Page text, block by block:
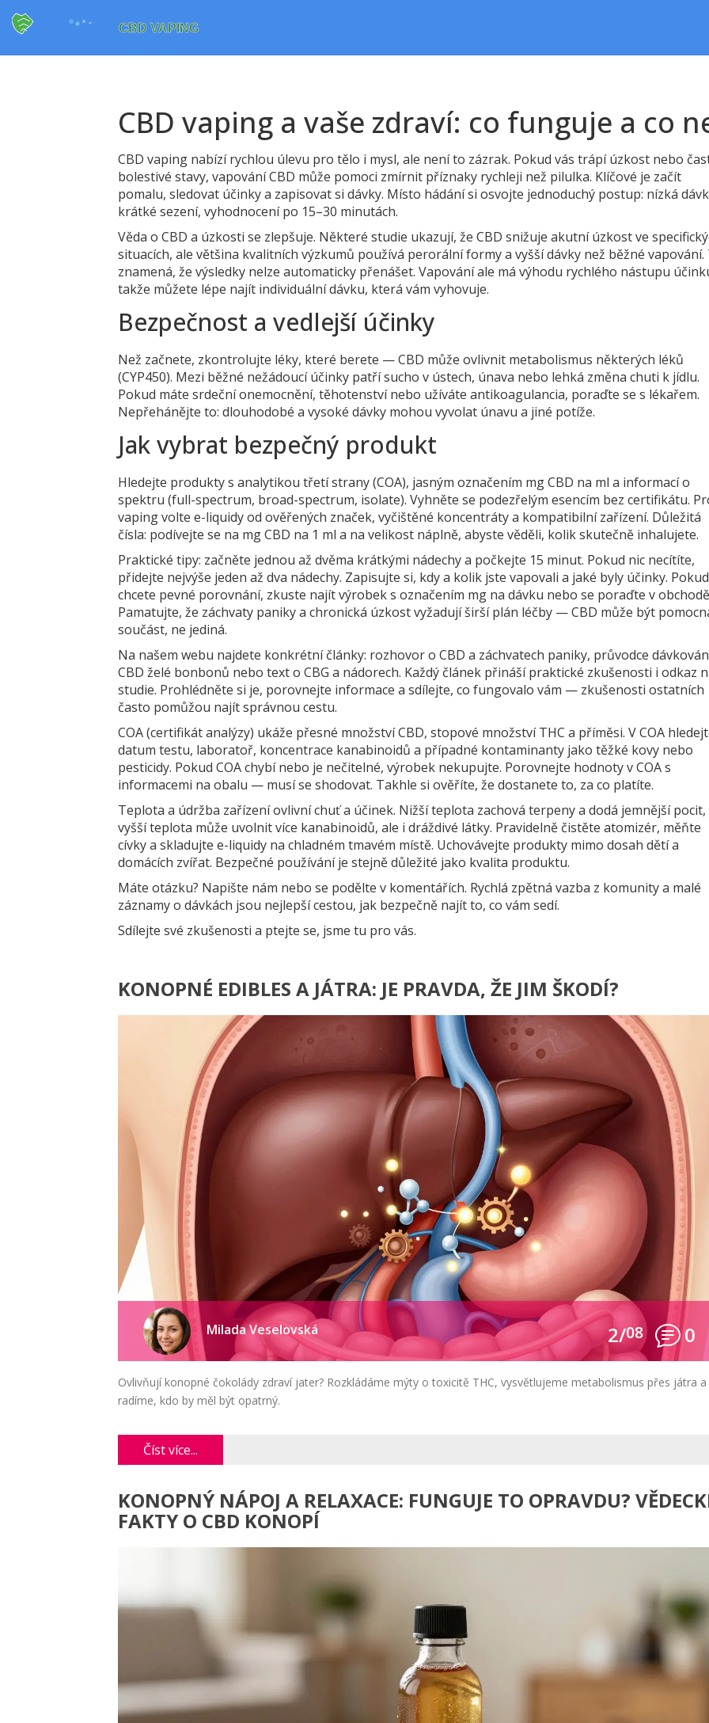
CBD vaping a vaše zdraví: co funguje a co
CBD vaping nabízí rychlou úlevu pro tělo i mysl, ale není to zázrak. Pokud vás trápí úzkost nebo
bolestivé stavy, vapování CBD může pomoci zmírnit příznaky rychleji než pilulka. Klíčové je začít
pomalu, sledovat účinky a zapisovat si dávky. Místo hádání si osvojte jednoduchý postup: nízká
krátké sezení, vyhodnocení po 15–30 minutách.
Věda o CBD a úzkosti se zlepšuje. Některé studie ukazují, že CBD snižuje akutní úzkost ve
situacích, ale většina kvalitních výzkumů používá perorální formy a vyšší dávky než běžné vapování.
znamená, že výsledky nelze automaticky přenášet. Vapování ale má výhodu rychlého nástupu
takže můžete lépe najít individuální dávku, která vám vyhovuje.
Bezpečnost a vedlejší účinky
Než začnete, zkontrolujte léky, které berete — CBD může ovlivnit metabolismus některých léků
(CYP450). Mezi běžné nežádoucí účinky patří sucho v ústech, únava nebo lehká změna chuti k jídlu.
Pokud máte srdeční onemocnění, těhotenství nebo užíváte antikoagulancia, poraďte se s lékařem.
Nepřehánějte to: dlouhodobé a vysoké dávky mohou vyvolat únavu a jiné potíže.
Jak vybrat bezpečný produkt
Hledejte produkty s analytikou třetí strany (COA), jasným označením mg CBD na ml a informací o
spektru (full-spectrum, broad-spectrum, isolate). Vyhněte se podezřelým esencím bez certifikátu.
vaping volte e-liquidy od ověřených značek, vyčištěné koncentráty a kompatibilní zařízení. Důležitá
čísla: podívejte se na mg CBD na 1 ml a na velikost náplně, abyste věděli, kolik skutečně inhalujete.
Praktické tipy: začněte jednou až dvěma krátkými nádechy a počkejte 15 minut. Pokud nic necítíte,
přidejte nejvýše jeden až dva nádechy. Zapisujte si, kdy a kolik jste vapovali a jaké byly účinky. Pokud
chcete pevné porovnání, zkuste najít výrobek s označením mg na dávku nebo se poraďte v
Pamatujte, že záchvaty paniky a chronická úzkost vyžadují širší plán léčby — CBD může být
součást, ne jediná.
Na našem webu najdete konkrétní články: rozhovor o CBD a záchvatech paniky, průvodce
CBD želé bonbonů nebo text o CBG a nádorech. Každý článek přináší praktické zkušenosti i odkaz
studie. Prohlédněte si je, porovnejte informace a sdílejte, co fungovalo vám — zkušenosti ostatních
často pomůžou najít správnou cestu.
COA (certifikát analýzy) ukáže přesné množství CBD, stopové množství THC a příměsi. V COA
datum testu, laboratoř, koncentrace kanabinoidů a případné kontaminanty jako těžké kovy nebo
pesticidy. Pokud COA chybí nebo je nečitelné, výrobek nekupujte. Porovnejte hodnoty v COA s
informacemi na obalu — musí se shodovat. Takhle si ověříte, že dostanete to, za co platíte.
Teplota a údržba zařízení ovlivní chuť a účinek. Nižší teplota zachová terpeny a dodá jemnější pocit,
vyšší teplota může uvolnit více kanabinoidů, ale i dráždivé látky. Pravidelně čistěte atomizér, měňte
cívky a skladujte e-liquidy na chladném tmavém místě. Uchovávejte produkty mimo dosah dětí a
domácích zvířat. Bezpečné používání je stejně důležité jako kvalita produktu.
Máte otázku? Napište nám nebo se podělte v komentářích. Rychlá zpětná vazba z komunity a malé
záznamy o dávkách jsou nejlepší cestou, jak bezpečně najít to, co vám sedí.
Sdílejte své zkušenosti a ptejte se, jsme tu pro vás.
KONOPNÉ EDIBLES A JÁTRA: JE PRAVDA, ŽE JIM ŠKODÍ?
Milada Veselovská 2/08 0
Ovlivňují konopné čokolády zdraví jater? Rozkládáme mýty o toxicitě THC, vysvětlujeme metabolismus přes játra a
radíme, kdo by měl být opatrný.
Číst více...
KONOPNÝ NÁPOJ A RELAXACE: FUNGUJE TO OPRAVDU?
FAKTY O CBD KONOPÍ